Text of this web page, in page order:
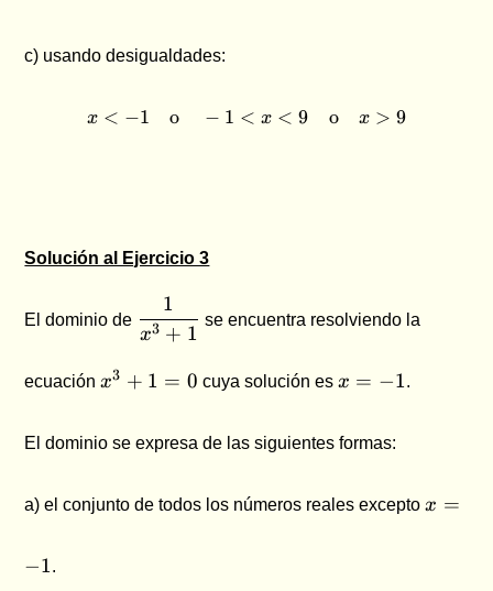
c) usando desigualdades:
x \lt -1 \quad \text{o}
x < −1 o − 1 < x < 9 o x > 9
Solución al Ejercicio 3
El dominio de
\dfrac{1}
{x^3+1}
x3 + 1
1
se encuentra resolviendo la
ecuación
x^3
+ 1
x3 + 1 = 0 cuya solución es =
x = −1.
El dominio se expresa de las siguientes formas:
a) el conjunto de todos los números reales excepto=
x =
−1.